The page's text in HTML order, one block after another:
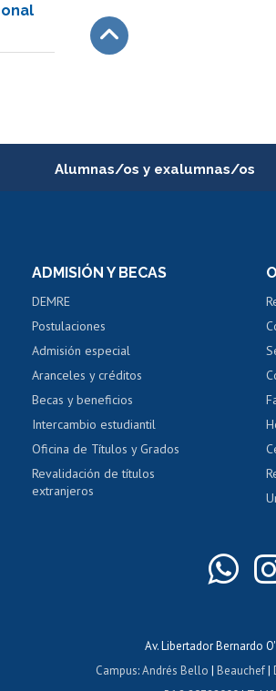
Alumnas/os y exalumnas/os
Servicio médico y dental
Pago de arancel y crédito alumnos
Pago de arancel y crédito exalumnos
Certificado de títulos y grados
Mi Uchile Ayuda
ADMISIÓN Y BECAS
DEMRE
Postulaciones
Admisión especial
Aranceles y créditos
Becas y beneficios
Intercambio estudiantil
Oficina de Títulos y Grados
Revalidación de títulos
extranjeros
Av. Libertador Bernardo
Campus:Andrés Bello | Beauchef|